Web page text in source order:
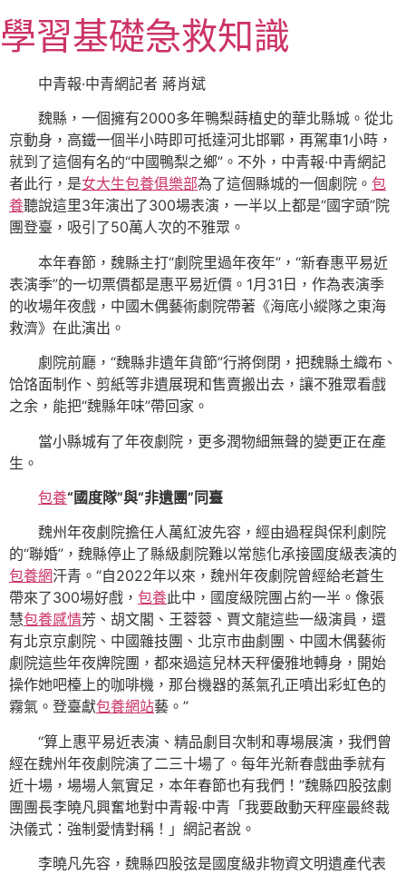
至
主
學習基礎急救知識
中青報·中青網記者 蔣肖斌
魏縣，一個擁有2000多年鴨梨蒔植史的華北縣城。從北
京動身，高鐵一個半小時即可抵達河北邯鄲，再駕車1小時，
就到了這個有名的“中國鴨梨之鄉”。不外，中青報·中青網記
者此行，是女大生包養俱樂部為了這個縣城的一個劇院。 包
養聽說這里3年演出了300場表演，一半以上都是“國字頭”院
團登臺，吸引了50萬人次的不雅眾。
本年春節，魏縣主打“劇院里過年夜年”，“新春惠平易近
表演季”的一切票價都是惠平易近價。1月31日，作為表演季
的收場年夜戲，中國木偶藝術劇院帶著《海底小縱隊之東海
救濟》在此演出。
劇院前廳，“魏縣非遺年貨節”行將倒閉，把魏縣土織布、
饸饹面制作、剪紙等非遺展現和售賣搬出去，讓不雅眾看戲
之余，能把“魏縣年味”帶回家。
當小縣城有了年夜劇院，更多潤物細無聲的變更正在產
生。
包養“國度隊”與“非遺團”同臺
魏州年夜劇院擔任人萬紅波先容，經由過程與保利劇院
的“聯婚”，魏縣停止了縣級劇院難以常態化承接國度級表演的
包養網汗青。“自2022年以來，魏州年夜劇院曾經給老蒼生
帶來了300場好戲， 包養此中，國度級院團占約一半。像張
慧包養感情芳、胡文閣、王蓉蓉、賈文龍這些一級演員，還
有北京京劇院、中國雜技團、北京市曲劇團、中國木偶藝術
劇院這些年夜牌院團，都來過這兒林天秤優雅地轉身，開始
操作她吧檯上的咖啡機，那台機器的蒸氣孔正噴出彩虹色的
霧氣。登臺獻包養網站藝。”
“算上惠平易近表演、精品劇目次制和專場展演，我們曾
經在魏州年夜劇院演了二三十場了。每年光新春戲曲季就有
近十場，場場人氣實足，本年春節也有我們！”魏縣四股弦劇
團團長李曉凡興奮地對中青報·中青「我要啟動天秤座最終裁
決儀式：強制愛情對稱！」網記者說。
李曉凡先容，魏縣四股弦是國度級非物資文明遺產代表